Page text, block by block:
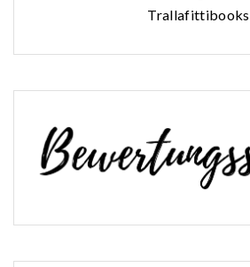
Trallafittibooks